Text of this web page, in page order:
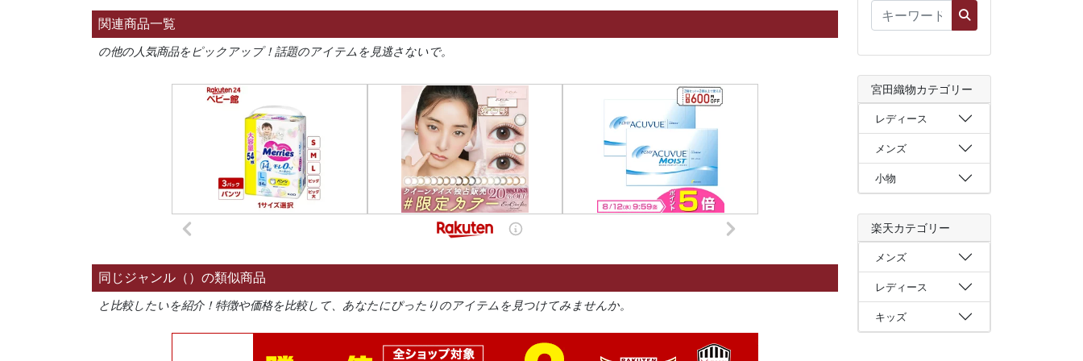
関連商品一覧
の他の人気商品をピックアップ！話題のアイテムを見逃さないで。
同じジャンル（）の類似商品
と比較したいを紹介！特徴や価格を比較して、あなたにぴったりのアイテムを見つけてみませんか。
宮田織物カテゴリー
レディース
メンズ
小物
楽天カテゴリー
メンズ
レディース
キッズ